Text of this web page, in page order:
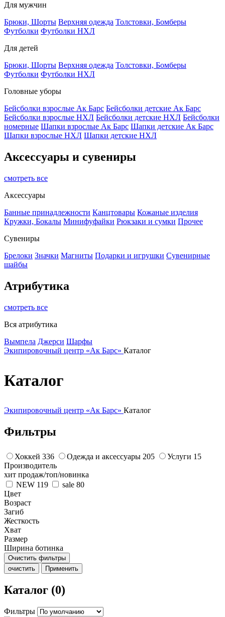
Для мужчин
Брюки, Шорты Верхняя одежда Толстовки, Бомберы
Футболки Футболки НХЛ
Для детей
Брюки, Шорты Верхняя одежда Толстовки, Бомберы
Футболки Футболки НХЛ
Головные уборы
Бейсболки взрослые Ак Барс Бейсболки детские Ак Барс
Бейсболки взрослые НХЛ Бейсболки детские НХЛ Бейсболки
номерные Шапки взрослые Ак Барс Шапки детские Ак Барс
Шапки взрослые НХЛ Шапки детские НХЛ
Аксессуары и сувениры
смотреть все
Аксессуары
Банные принадлежности Канцтовары Кожаные изделия
Кружки, Бокалы Минифуфайки Рюкзаки и сумки Прочее
Сувениры
Брелоки Значки Магниты Подарки и игрушки Сувенирные
шайбы
Атрибутика
смотреть все
Вся атрибутика
Вымпела Джерси Шарфы
Экипировочный центр «Ак Барс» Каталог
Каталог
Экипировочный центр «Ак Барс» Каталог
Фильтры
Хоккей 336 Одежда и аксессуары 205 Услуги 15
Производитель
хит продаж/топ/новинка
NEW 119 sale 80
Цвет
Возраст
Загиб
Жесткость
Хват
Размер
Ширина ботинка
Очистить фильтры
очистить
Применить
Каталог (0)
Фильтры